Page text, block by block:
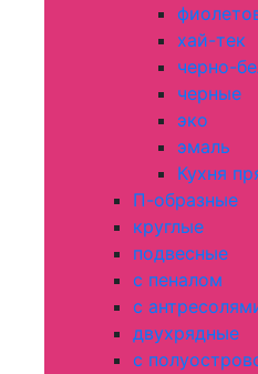
хай-тек
черно-
черные
эко
эмаль
Кухня
П-образные
круглые
подвесные
с пеналом
с
двухрядные
с